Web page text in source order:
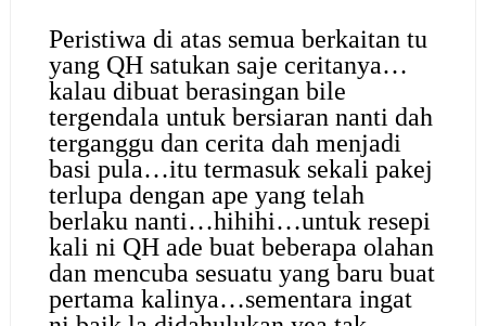
Peristiwa di atas semua berkaitan tu
yang QH satukan saje ceritanya…
kalau dibuat berasingan bile
tergendala untuk bersiaran nanti dah
terganggu dan cerita dah menjadi
basi pula…itu termasuk sekali pakej
terlupa dengan ape yang telah
berlaku nanti…hihihi…untuk resepi
kali ni QH ade buat beberapa olahan
dan mencuba sesuatu yang baru buat
pertama kalinya…sementara ingat